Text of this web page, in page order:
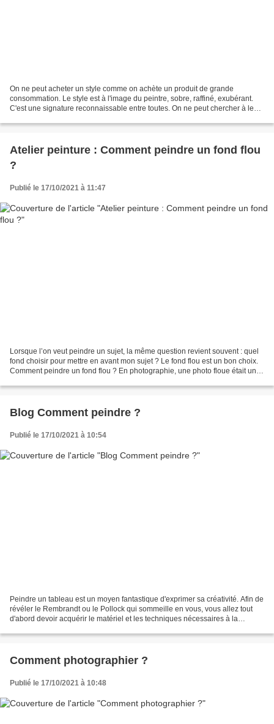
On ne peut acheter un style comme on achète un produit de grande
consommation. Le style est à l'image du peintre, sobre, raffiné, exubérant.
C'est une signature reconnaissable entre toutes. On ne peut chercher à le
Atelier peinture : Comment peindre un fond flou
?
Publié le 17/10/2021 à 11:47
Lorsque l’on veut peindre un sujet, la même question revient souvent : quel
fond choisir pour mettre en avant mon sujet ? Le fond flou est un bon choix.
Comment peindre un fond flou ? En photographie, une photo floue était une
Blog Comment peindre ?
Publié le 17/10/2021 à 10:54
Peindre un tableau est un moyen fantastique d'exprimer sa créativité. Afin de
révéler le Rembrandt ou le Pollock qui sommeille en vous, vous allez tout
d'abord devoir acquérir le matériel et les techniques nécessaires à la
Comment photographier ?
Publié le 17/10/2021 à 10:48